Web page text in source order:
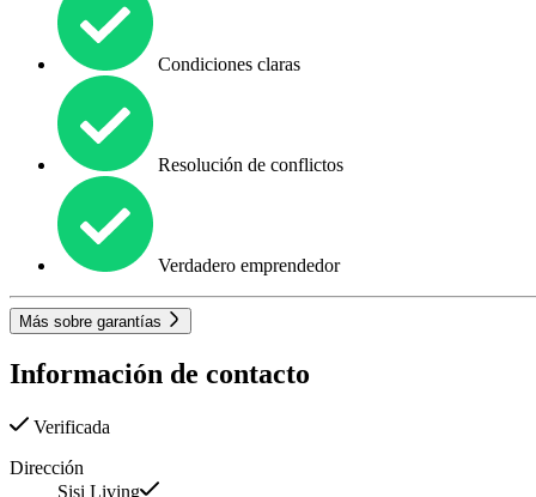
Condiciones claras
Resolución de conflictos
Verdadero emprendedor
Más sobre garantías
Información de contacto
Verificada
Dirección
Sisi Living